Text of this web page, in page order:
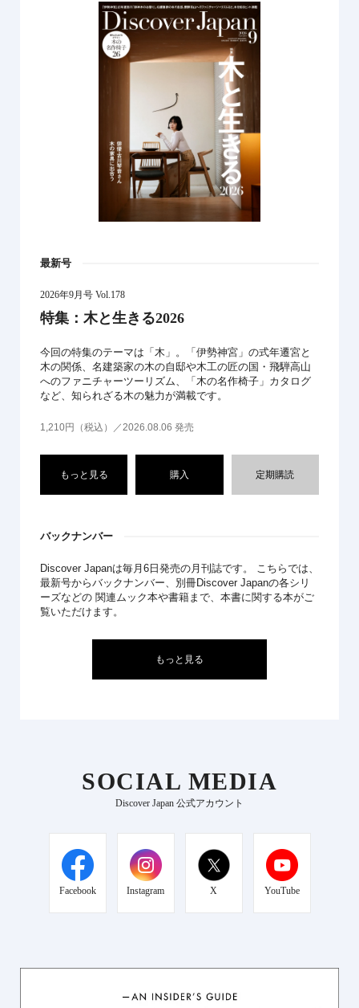
最新号
2026年9月号 Vol.178
特集：木と生きる2026
今回の特集のテーマは「木」。「伊勢神宮」の式年遷宮と
木の関係、名建築家の木の自邸や木工の匠の国・飛騨高山
へのファニチャーツーリズム、「木の名作椅子」カタログ
など、知られざる木の魅力が満載です。
1,210円（税込）／2026.08.06 発売
もっと見る 購入 定期購読
バックナンバー
Discover Japanは毎月6日発売の月刊誌です。 こちらでは、
最新号からバックナンバー、別冊Discover Japanの各シリ
ーズなどの 関連ムック本や書籍まで、本書に関する本がご
覧いただけます。
もっと見る
SOCIAL MEDIA
Discover Japan 公式アカウント
Facebook Instagram X YouTube